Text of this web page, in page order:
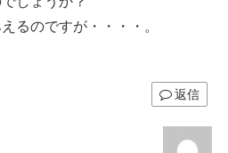
るのですが・・・・。
返信